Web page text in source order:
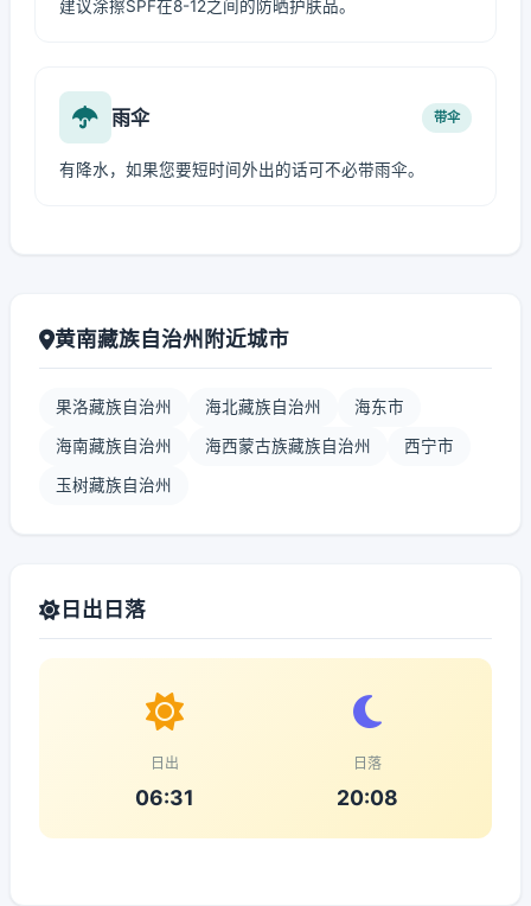
建议涂擦SPF在8-12之间的防晒护肤品。
雨伞 带伞
有降水，如果您要短时间外出的话可不必带雨伞。
黄南藏族自治州附近城市
果洛藏族自治州 海北藏族自治州 海东市
海南藏族自治州 海西蒙古族藏族自治州 西宁市
玉树藏族自治州
日出日落
日出
06:31
日落
20:08